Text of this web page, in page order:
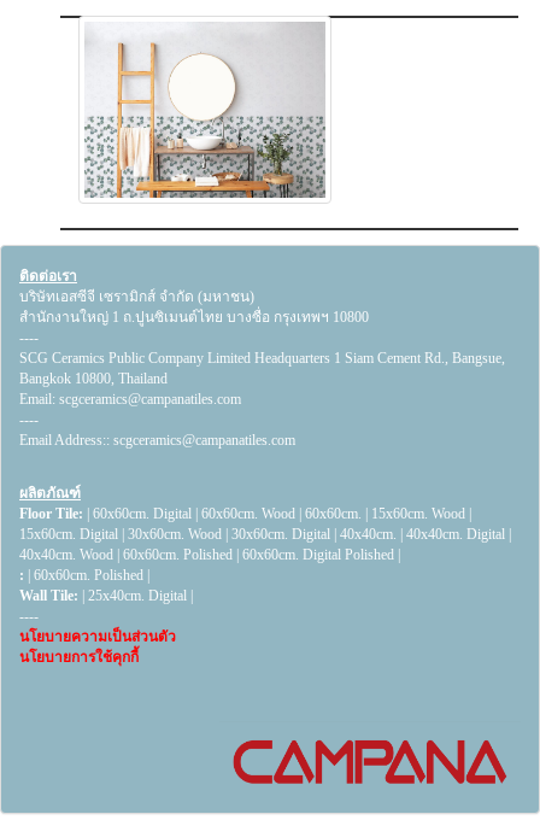
ติดต่อเรา
บริษัทเอสซีจี เซรามิกส์ จำกัด (มหาชน)
สำนักงานใหญ่ 1 ถ.ปูนซิเมนต์ไทย บางซื่อ กรุงเทพฯ 10800
----
SCG Ceramics Public Company Limited Headquarters 1 Siam Cement Rd., Bangsue,
Bangkok 10800, Thailand
Email: scgceramics@campanatiles.com
----
Email Address:: scgceramics@campanatiles.com
ผลิตภัณฑ์
Floor Tile: | 60x60cm. Digital | 60x60cm. Wood | 60x60cm. | 15x60cm. Wood |
15x60cm. Digital | 30x60cm. Wood | 30x60cm. Digital | 40x40cm. | 40x40cm. Digital |
40x40cm. Wood | 60x60cm. Polished | 60x60cm. Digital Polished |
: | 60x60cm. Polished |
Wall Tile: | 25x40cm. Digital |
----
นโยบายความเป็นส่วนตัว
นโยบายการใช้คุกกี้